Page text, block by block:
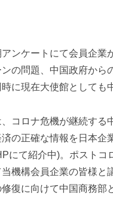
ンケートにて会員企
の問題、中国政府から
に現在大使館としても
コロナ危機が継続する
の正確な情報を日本
にて紹介中)。ポストコ
機構会員企業の皆様
復に向けて中国商務部